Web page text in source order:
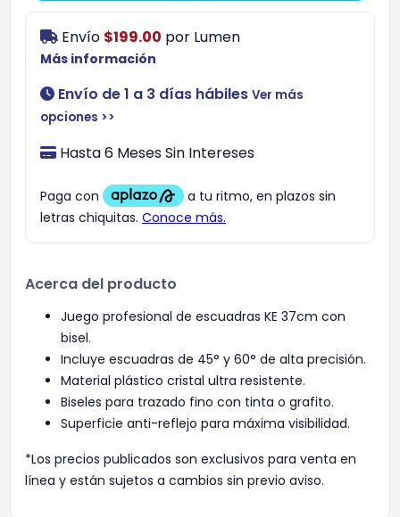
Envío $199.00 por Lumen
Más información
Envío de 1 a 3 días hábiles Ver más
opciones >>
Hasta 6 Meses Sin Intereses
Acerca del producto
Juego profesional de escuadras KE 37cm con
bisel.
Incluye escuadras de 45° y 60° de alta precisión.
Material plástico cristal ultra resistente.
Biseles para trazado fino con tinta o grafito.
Superficie anti-reflejo para máxima visibilidad.
*Los precios publicados son exclusivos para venta en
línea y están sujetos a cambios sin previo aviso.